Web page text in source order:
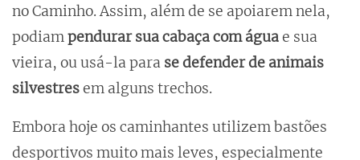
no Caminho. Assim, além de se apoiarem nela,
podiampendurar sua cabaça com águae sua
vieira, ou usá-la para se defender de animais
silvestresem alguns trechos.
Embora hoje os caminhantes utilizem bastões
desportivos muito mais leves, especialmente